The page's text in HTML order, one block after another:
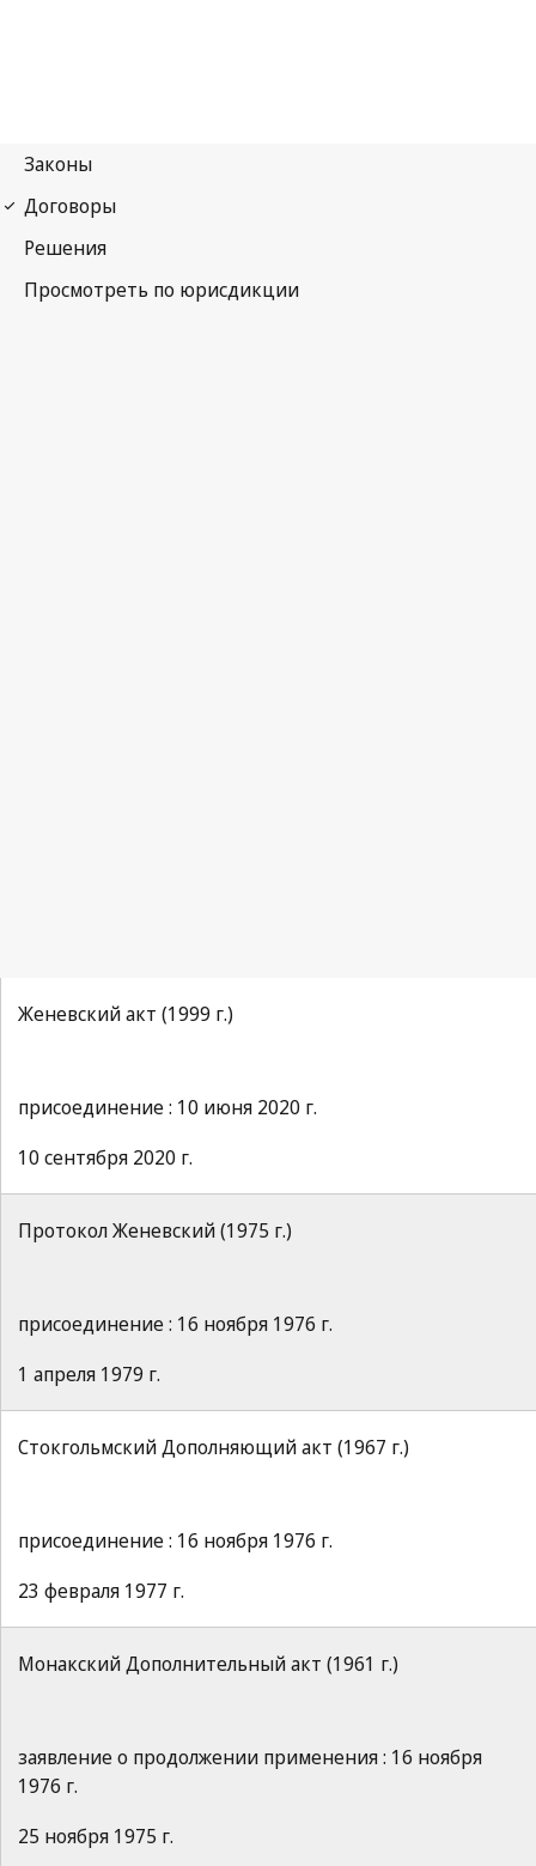
Женевский акт (1999 г.)
присоединение : 10 июня 2020 г.
10 сентября 2020 г.
Протокол Женевский (1975 г.)
присоединение : 16 ноября 1976 г.
1 апреля 1979 г.
Стокгольмский Дополняющий акт (1967 г.)
присоединение : 16 ноября 1976 г.
23 февраля 1977 г.
Монакский Дополнительный акт (1961 г.)
заявление о продолжении применения : 16 ноября
1976 г.
25 ноября 1975 г.